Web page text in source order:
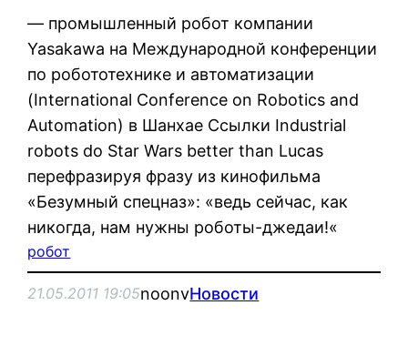
— промышленный робот компании
Yasakawa на Международной конференции
по робототехнике и автоматизации
(International Conference on Robotics and
Automation) в Шанхае Ссылки Industrial
robots do Star Wars better than Lucas
перефразируя фразу из кинофильма
«Безумный спецназ»: «ведь сейчас, как
никогда, нам нужны роботы-джедаи!«
робот
21.05.2011 19:05noonvНовости